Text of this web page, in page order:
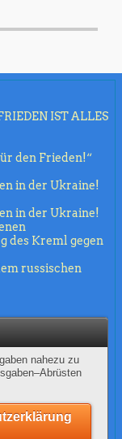
IST ALLES
den Frieden!“
in der Ukraine!
in der Ukraine!
des Kreml gegen
russischen
nahezu zu